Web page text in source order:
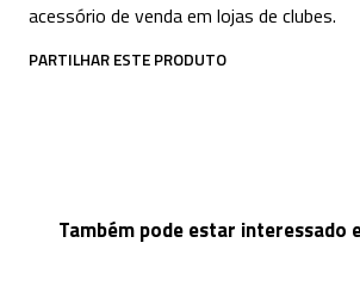
acessório de venda em lojas de clubes.
PARTILHAR ESTE PRODUTO
Também pode estar interessado